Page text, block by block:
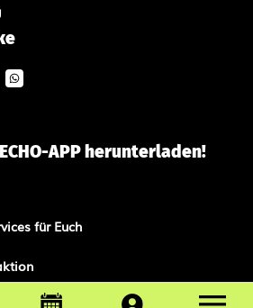
APP herunterladen!
für Euch